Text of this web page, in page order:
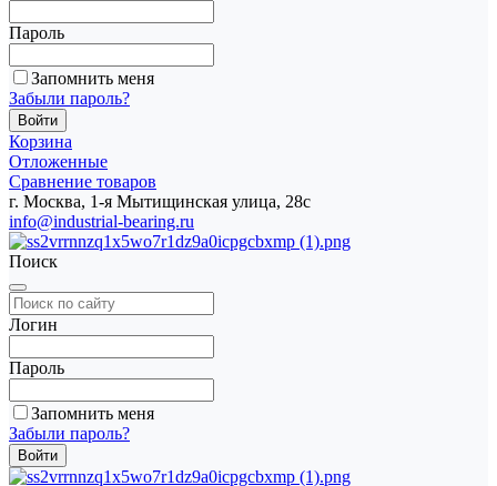
Пароль
Запомнить меня
Забыли пароль?
Корзина
Отложенные
Сравнение товаров
г. Москва, 1-я Мытищинская улица, 28с
info@industrial-bearing.ru
Поиск
Логин
Пароль
Запомнить меня
Забыли пароль?